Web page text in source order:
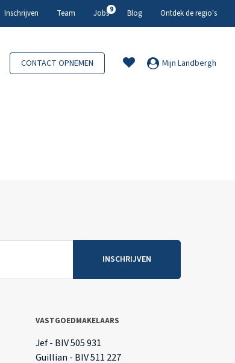
CONTACT OPNEMEN Mijn Landbergh
Inschrijven Team Jobs9 Blog Ontdek de regio's
INSCHRIJVEN
VASTGOEDMAKELAARS
Jef - BIV 505 931
Guillian - BIV 511 227